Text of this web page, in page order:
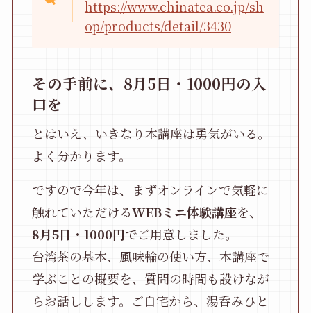
https://www.chinatea.co.jp/sh
op/products/detail/3430
その手前に、8月5日・1000円の入
口を
とはいえ、いきなり本講座は勇気がいる。
よく分かります。
ですので今年は、まずオンラインで気軽に
触れていただけるWEBミニ体験講座を、
8月5日・1000円でご用意しました。
台湾茶の基本、風味輪の使い方、本講座で
学ぶことの概要を、質問の時間も設けなが
らお話しします。ご自宅から、湯呑みひと